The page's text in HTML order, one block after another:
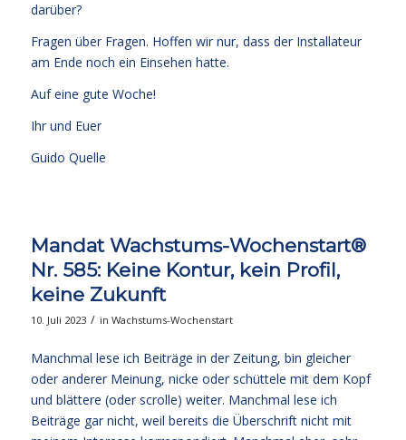
darüber?
Fragen über Fragen. Hoffen wir nur, dass der Installateur
am Ende noch ein Einsehen hatte.
Auf eine gute Woche!
Ihr und Euer
Guido Quelle
Mandat Wachstums-Wochenstart®
Nr. 585: Keine Kontur, kein Profil,
keine Zukunft
10. Juli 2023 / in Wachstums-Wochenstart
Manchmal lese ich Beiträge in der Zeitung, bin gleicher
oder anderer Meinung, nicke oder schüttele mit dem Kopf
und blättere (oder scrolle) weiter. Manchmal lese ich
Beiträge gar nicht, weil bereits die Überschrift nicht mit